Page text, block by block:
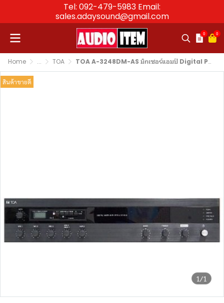
Tel: 092-479-5983 Email:
sales.adaysound@gmail.com
0 0
Home ... TOA TOA A-3248DM-AS มิกเซอร์แอมป์ Digital PA Amplifier + MP3 (480 W)
1/1
สินค้าขายดี